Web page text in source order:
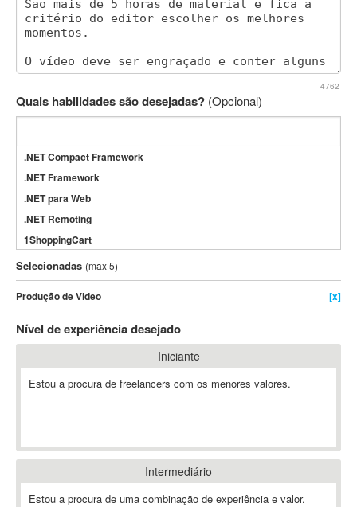
4762
Quais habilidades são desejadas? (Opcional)
.NET Compact Framework
.NET Framework
.NET para Web
.NET Remoting
1ShoppingCart
3DS Max
3GSM
4D Dimension
802.11
A&P
A2Billing
ABAP
ABBYY FineReader
Selecionadas (max 5)
Produção de Video [x]
Nível de experiência desejado
Iniciante
Estou a procura de freelancers com os menores valores.
Intermediário
Estou a procura de uma combinação de experiência e valor.